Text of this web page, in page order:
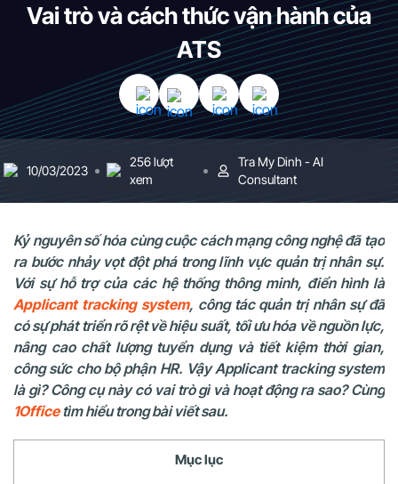
Vai trò và cách thức vận hành của
ATS
10/03/2023
256 lượt
xem
Tra My Dinh - AI
Consultant
Kỷ nguyên số hóa cùng cuộc cách mạng công nghệ đã tạo
ra bước nhảy vọt đột phá trong lĩnh vực quản trị nhân sự.
Với sự hỗ trợ của các hệ thống thông minh, điển hình là
Applicant tracking system, công tác quản trị nhân sự đã
có sự phát triển rõ rệt về hiệu suất, tối ưu hóa về nguồn lực,
nâng cao chất lượng tuyển dụng và tiết kiệm thời gian,
công sức cho bộ phận HR. Vậy Applicant tracking system
là gì? Công cụ này có vai trò gì và hoạt động ra sao? Cùng
1Officetìm hiểu trong bài viết sau.
Mục lục